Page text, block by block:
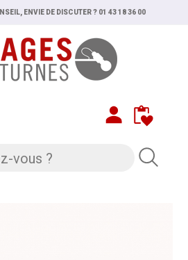
ENVIE DE DISCUTER ? 01 43 18 36 00